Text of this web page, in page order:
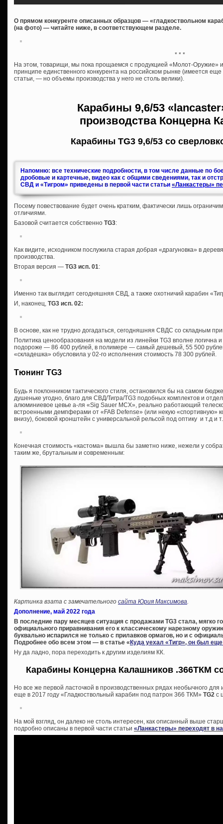
О прямом конкуренте описанных образцов — «гладкоствольном
(на фото) — читайте ниже, в соответствующем разделе.
* * *
На этом, товарищи, мы пока прощаемся с продукцией «Молот-Оружие»
принципе единственного конкурента на российском рынке (имеется
статьи, — но объемы производства у него не столь велики).
Карабины 9,6/53
производства Концерна
Карабины TG3 9,6/53 со
Напомню: все технические подробности, в том числе данные по
дробовые и картечные, видео как с общими сведениями, так и
СВД и «Тигром» приведены в первой части статьи «Ланкастеры»
Посему повествование будет очень кратким, фактически лишь
отличиями.
Базовой считается собственно TG3:
Как видите, исходником послужила старая добрая «драгуновка» в
производства.
Вторая версия — TG3 исп. 01:
Именно так выглядит сегодняшняя СВД, а также охотничий карабин
И, наконец, TG3 исп. 02:
В основе, как не трудно догадаться, сегодняшняя СВДС со складным
Политика ценообразования на модели из линейки TG3 вполне логична
подороже — 86 400 рублей, в полимере — самый дешевый, 55 500
«складешка» обусловила у 02-го исполнения стоимость 78 300 рублей.
Тюнинг TG3
Будь я поклонником тактического стиля, остановился бы на самом
душеньке угодно, благо для СВД/Тигра/TG3 подобных комплектов и
алюминиевое цевье а-ля «Sig Sauer MCX», реально работающий
встроенными демпферами от «FAB Defense» (или некую «спортивную»
внизу), боковой кронштейн с универсальной рельсой под оптику и т.д и
Конечная стоимость «кастома» вышла бы заметно ниже, нежели у
таким же, брутальным и современным:
Картинка взата с замечательного сайта Юрия Максимова.
Дополнение, май 2022 года
В последние пару месяцев ситуация с продажами TG3 стала, мягко
официального приравнивания его к классическому нарезному
буквально испарился не только с прилавков ормагов, но и с
Подробнее обо всем этом — в статье « Куда уехал «Тигр», он был
Ну да ладно, пора переходить к другим изделиям КК.
Карабины Концерна Калашников .366ТКМ
Но все же первой ласточкой в производственных рядах необычного
еще в 2017 году «Гладкоствольный карабин под патрон 366 ТКМ» TG2 с
На мой взгляд, он далеко не столь интересен, как описанный выше
подробно описаны в первой части статьи «Ланкастеры» переходят в